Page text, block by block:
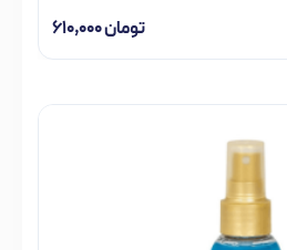
تومان